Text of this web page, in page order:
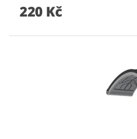
220 Kč